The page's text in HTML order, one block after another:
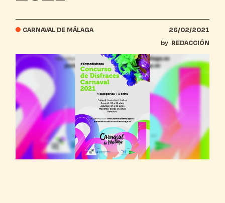
CARNAVAL DE MÁLAGA
26/02/2021
by REDACCIÓN